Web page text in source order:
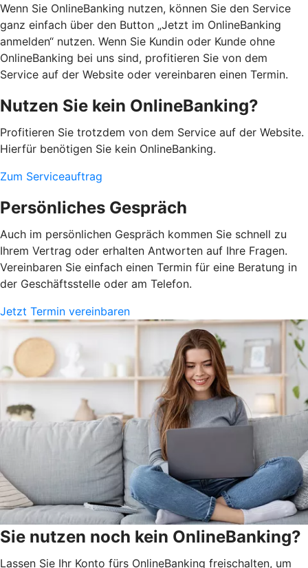
Wenn Sie OnlineBanking nutzen, können Sie den Service
ganz einfach über den Button „Jetzt im OnlineBanking
anmelden“ nutzen. Wenn Sie Kundin oder Kunde ohne
OnlineBanking bei uns sind, profitieren Sie von dem
Service auf der Website oder vereinbaren einen Termin.
Nutzen Sie kein OnlineBanking?
Profitieren Sie trotzdem von dem Service auf der Website.
Hierfür benötigen Sie kein OnlineBanking.
Zum Serviceauftrag
Persönliches Gespräch
Auch im persönlichen Gespräch kommen Sie schnell zu
Ihrem Vertrag oder erhalten Antworten auf Ihre Fragen.
Vereinbaren Sie einfach einen Termin für eine Beratung in
der Geschäftsstelle oder am Telefon.
Jetzt Termin vereinbaren
Sie nutzen noch kein OnlineBanking?
Lassen Sie Ihr Konto fürs OnlineBanking freischalten, um